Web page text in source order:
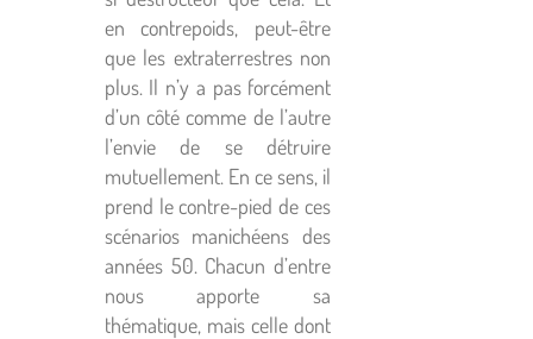
en contrepoids, peut-être
que les extraterrestres non
plus. Il n’y a pas forcément
d’un côté comme de l’autre
l’envie de se détruire
mutuellement. En ce sens, il
prend le contre-pied de ces
scénarios manichéens des
années 50. Chacun d’entre
nous apporte sa
thématique, mais celle dont